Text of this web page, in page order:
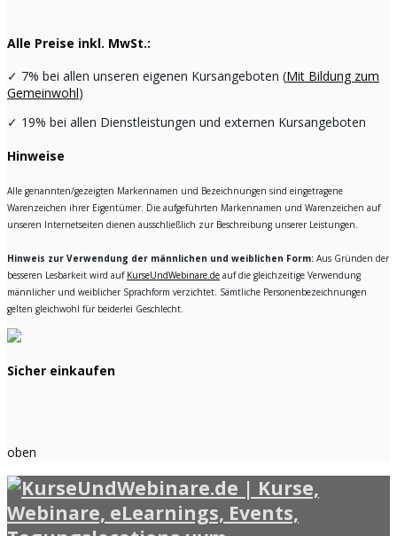
Alle Preise inkl. MwSt.:
✓ 7% bei allen unseren eigenen Kursangeboten (Mit Bildung zum
Gemeinwohl)
✓ 19% bei allen Dienstleistungen und externen Kursangeboten
Hinweise
Alle genannten/gezeigten Markennamen und Bezeichnungen sind eingetragene
Warenzeichen ihrer Eigentümer. Die aufgeführten Markennamen und Warenzeichen auf
unseren Internetseiten dienen ausschließlich zur Beschreibung unserer Leistungen.
Hinweis zur Verwendung der männlichen und weiblichen Form: Aus Gründen der
besseren Lesbarkeit wird auf KurseUndWebinare.de auf die gleichzeitige Verwendung
männlicher und weiblicher Sprachform verzichtet. Sämtliche Personenbezeichnungen
gelten gleichwohl für beiderlei Geschlecht.
Sicher einkaufen
oben